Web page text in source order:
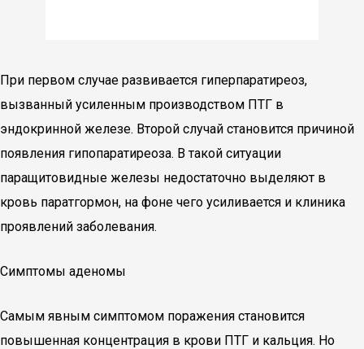
При первом случае развивается гиперпаратиреоз,
вызванный усиленным производством ПТГ в
эндокринной железе. Второй случай становится причиной
появления гипопаратиреоза. В такой ситуации
паращитовидные железы недостаточно выделяют в
кровь паратгормон, на фоне чего усиливается и клиника
проявлений заболевания.
Симптомы аденомы
Самым явным симптомом поражения становится
повышенная концентрация в крови ПТГ и кальция. Но